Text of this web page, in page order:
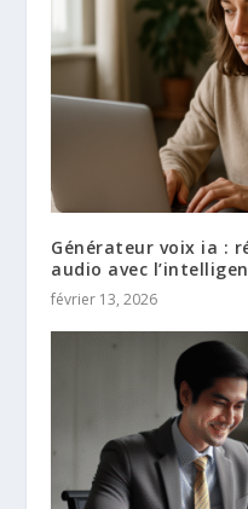
Générateur voix ia :
audio avec
février 13, 2026